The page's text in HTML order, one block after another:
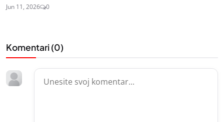
Jun 11, 2026 0
Komentari (0)